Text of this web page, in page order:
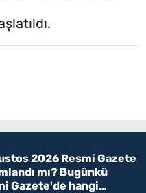
2026 Resmi Gazete
mı? Bugünkü
Gazete'de hangi